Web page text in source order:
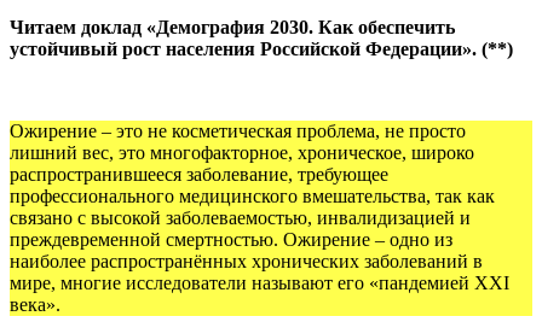
Читаем доклад «Демография 2030. Как обеспечить
устойчивый рост населения Российской Федерации». (**)
Ожирение – это не косметическая проблема, не просто
лишний вес, это многофакторное, хроническое, широко
распространившееся заболевание, требующее
профессионального медицинского вмешательства, так как
связано с высокой заболеваемостью, инвалидизацией и
преждевременной смертностью. Ожирение – одно из
наиболее распространённых хронических заболеваний в
мире, многие исследователи называют его «пандемией XXI
века».